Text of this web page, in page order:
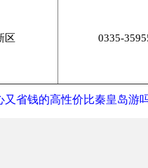
区 0335-
又省钱的高性价比秦皇岛游